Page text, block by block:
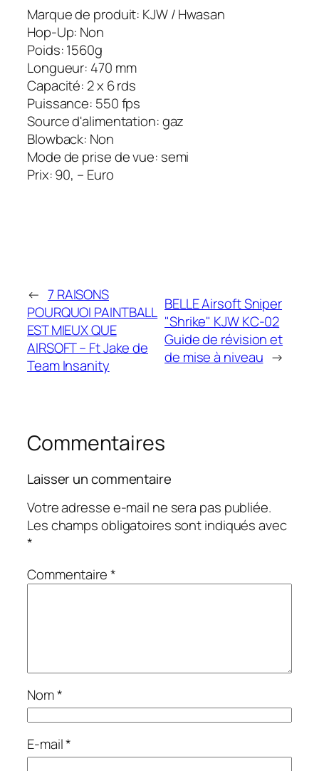
Marque de produit: KJW / Hwasan
Hop-Up: Non
Poids: 1560g
Longueur: 470 mm
Capacité: 2 x 6 rds
Puissance: 550 fps
Source d'alimentation: gaz
Blowback: Non
Mode de prise de vue: semi
Prix: 90, – Euro
← 7 RAISONS
POURQUOI PAINTBALL
EST MIEUX QUE
AIRSOFT – Ft Jake de
Team Insanity
BELLE Airsoft Sniper
"Shrike" KJW KC-02
Guide de révision et
de mise à niveau →
Commentaires
Laisser un commentaire
Votre adresse e-mail ne sera pas publiée.
Les champs obligatoires sont indiqués avec
*
Commentaire*
Nom*
E-mail*